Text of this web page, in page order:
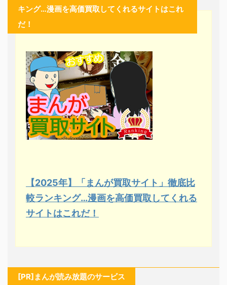
キング…漫画を高価買取してくれるサイトはこれ
だ！
【2025年】「まんが買取サイト」徹底比
較ランキング…漫画を高価買取してくれる
サイトはこれだ！
[PR]まんが読み放題のサービス